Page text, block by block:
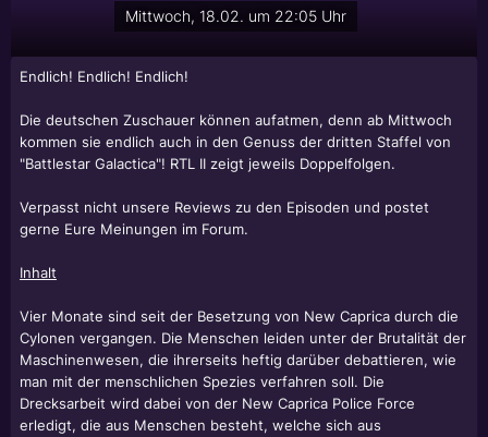
Mittwoch, 18.02. um 22:05 Uhr
Endlich! Endlich! Endlich!
Die deutschen Zuschauer können aufatmen, denn ab Mittwoch
kommen sie endlich auch in den Genuss der dritten Staffel von
"Battlestar Galactica"! RTL II zeigt jeweils Doppelfolgen.
Verpasst nicht unsere Reviews zu den Episoden und postet
gerne Eure Meinungen im Forum.
Inhalt
Vier Monate sind seit der Besetzung von New Caprica durch die
Cylonen vergangen. Die Menschen leiden unter der Brutalität der
Maschinenwesen, die ihrerseits heftig darüber debattieren, wie
man mit der menschlichen Spezies verfahren soll. Die
Drecksarbeit wird dabei von der New Caprica Police Force
erledigt, die aus Menschen besteht, welche sich aus